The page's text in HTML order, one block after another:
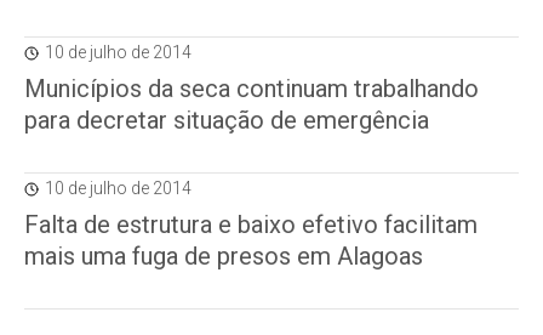
10 de julho de 2014
Municípios da seca continuam trabalhando
para decretar situação de emergência
10 de julho de 2014
Falta de estrutura e baixo efetivo facilitam
mais uma fuga de presos em Alagoas